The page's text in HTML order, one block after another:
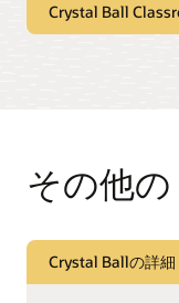
意思決定の
グラフ、チャート
Oracle Crystal
デモのリクエ
不確実性管
不確実性の
Crystal Ballの現
グ方法を活用し
Crystal Ball
ルロ・シミュレ
オプションであ
員版の両方のバ
学生版
その他
Crystal Ballの詳細